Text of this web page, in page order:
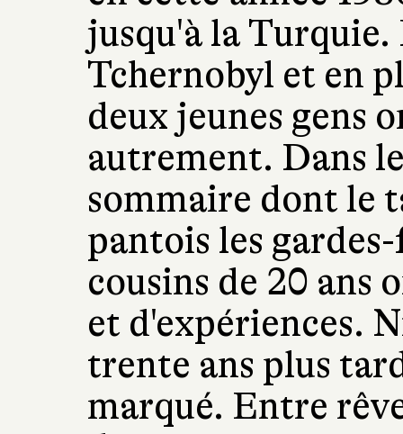
jusqu'à la
Tchernobyl et en
deux jeunes gens
autrement. Dans
sommaire dont le
pantois les
cousins de 20 ans
et d'expériences.
trente ans plus
marqué. Entre